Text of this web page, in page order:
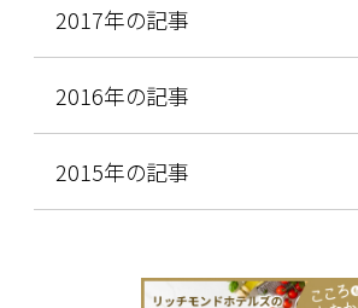
2017年の記事
2016年の記事
2015年の記事